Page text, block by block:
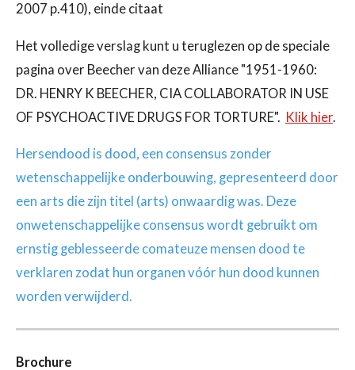
2007 p.410), einde citaat
Het volledige verslag kunt u teruglezen op de speciale
pagina over Beecher van deze Alliance "1951-1960:
DR. HENRY K BEECHER, CIA COLLABORATOR IN USE
OF PSYCHOACTIVE DRUGS FOR TORTURE". Klik hier.
Hersendood is dood, een consensus zonder
wetenschappelijke onderbouwing, gepresenteerd door
een arts die zijn titel (arts) onwaardig was. Deze
onwetenschappelijke consensus wordt gebruikt om
ernstig geblesseerde comateuze mensen dood te
verklaren zodat hun organen vóór hun dood kunnen
worden verwijderd.
Brochure